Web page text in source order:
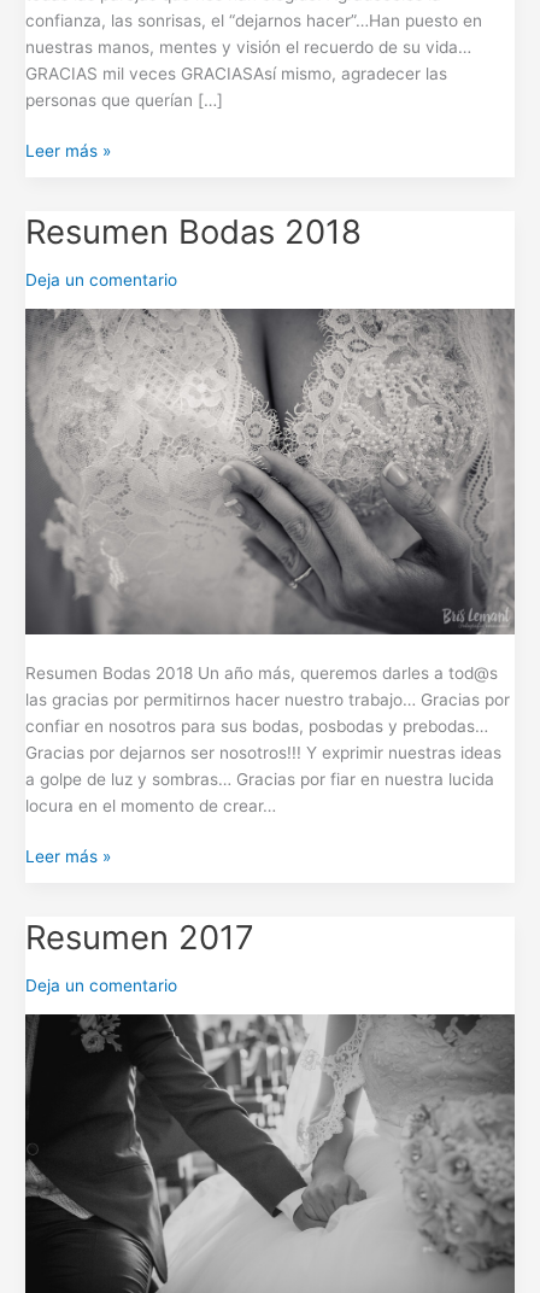
confianza, las sonrisas, el “dejarnos hacer”…Han puesto en
nuestras manos, mentes y visión el recuerdo de su vida…
GRACIAS mil veces GRACIASAsí mismo, agradecer las
personas que querían […]
Leer más »
Resumen Bodas 2018
Deja un comentario
Resumen Bodas 2018 Un año más, queremos darles a tod@s
las gracias por permitirnos hacer nuestro trabajo… Gracias por
confiar en nosotros para sus bodas, posbodas y prebodas…
Gracias por dejarnos ser nosotros!!! Y exprimir nuestras ideas
a golpe de luz y sombras… Gracias por fiar en nuestra lucida
locura en el momento de crear…
Resumen
Bodas
2018
Leer más »
Resumen 2017
Deja un comentario
Resumen
2017